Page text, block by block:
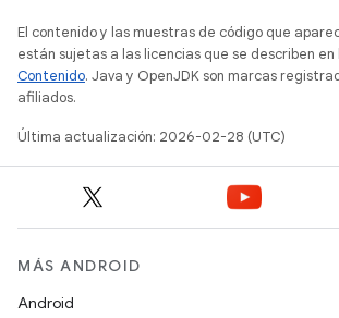
El contenido y las muestras de código que
están sujetas a las licencias que se describen en
Contenido. Java y OpenJDK son marcas
afiliados.
Última actualización: 2026-02-28 (UTC)
MÁS ANDROID
Android